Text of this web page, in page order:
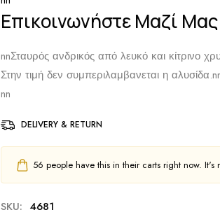
Επικοινωνήστε Μαζί Μας
nnΣταυρός ανδρικός από λευκό και κίτρινο
Στην τιμή δεν συμπεριλαμβανεται η αλυσίδα.
nn
DELIVERY & RETURN
56 people have this in their carts right now. It's
SKU: 4681